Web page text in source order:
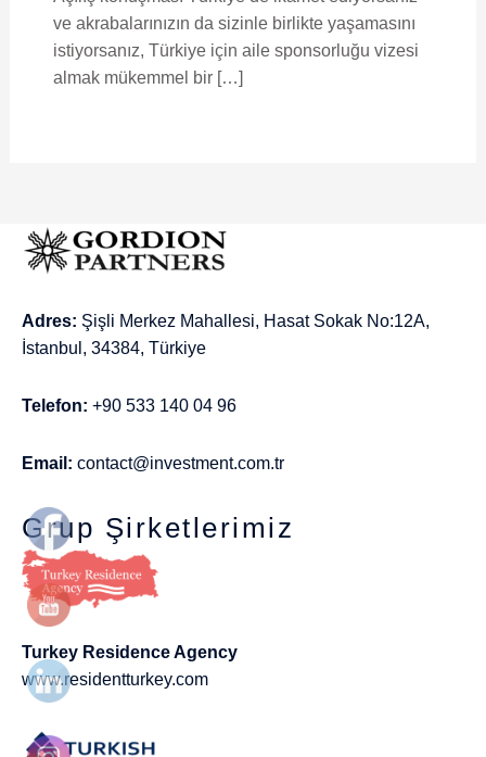
ve akrabalarınızın da sizinle birlikte yaşamasını
istiyorsanız, Türkiye için aile sponsorluğu vizesi
almak mükemmel bir […]
Adres: Şişli Merkez Mahallesi, Hasat Sokak No:12A,
İstanbul, 34384, Türkiye
Telefon: +90 533 140 04 96
Email: contact@investment.com.tr
Grup Şirketlerimiz
Turkey Residence Agency
www.residentturkey.com